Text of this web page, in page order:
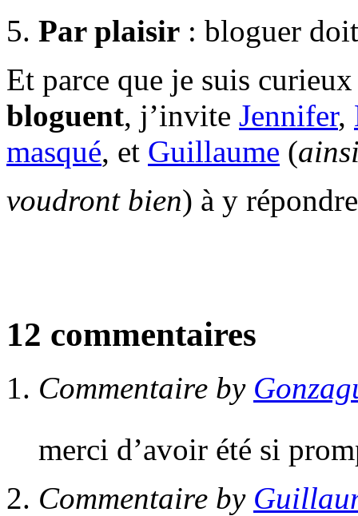
Par plaisir : bloguer
Et parce que je suis
bloguent, j’invite Jennifer,
masqué, et Guillaume (
voudront bien) à y
12 commentaires
Commentaire by
merci d’avoir été si
Commentaire by